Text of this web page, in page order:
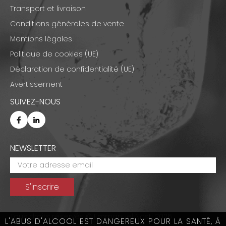
L'ABUS D'ALCOOL EST DANGEREUX POUR LA SANTÉ, À
Transport et livraison
Conditions générales de vente
Mentions légales
Politique de cookies (UE)
Déclaration de confidentialité (UE)
Avertissement
SUIVEZ-NOUS
NEWSLETTER
Tous droits réservés © Emmanuel Nasti 2026